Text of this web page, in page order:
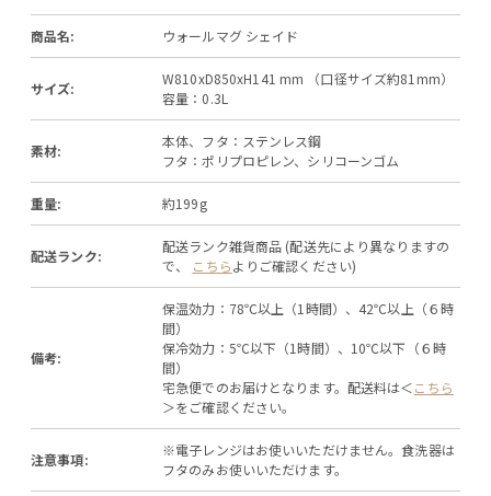
商品名: ウォールマグ シェイド
サイズ:
W810xD850xH141 mm （口径サイズ約81mm）
容量：0.3L
素材:
本体、フタ：ステンレス鋼
フタ：ポリプロピレン、シリコーンゴム
重量: 約199g
配送ランク:
配送ランク雑貨商品 (配送先により異なりますの
で、 こちらよりご確認ください)
備考:
保温効力：78℃以上（1時間）、42℃以上（６時
間）
保冷効力：5℃以下（1時間）、10℃以下（６時
間）
宅急便でのお届けとなります。配送料は＜こちら
＞をご確認ください。
注意事項:
※電子レンジはお使いいただけません。食洗器は
フタのみお使いいただけます。